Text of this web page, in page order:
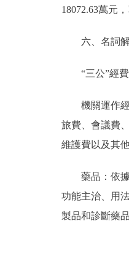
18072.63萬元
六、名詞
“三公”經費
機關運作經
旅費、會議費
維護費以及其他
藥品：依據
功能主治、用
製品和診斷藥品